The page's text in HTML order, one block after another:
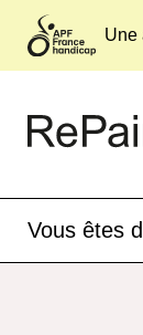
Une
Vous êtes